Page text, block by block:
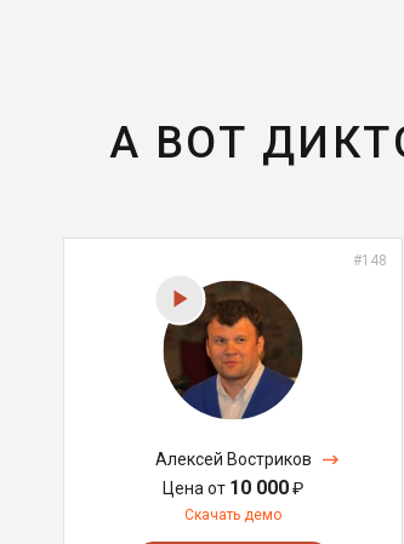
А ВОТ
#148
Алексей Востриков
Цена от 10 000₽
Скачать демо